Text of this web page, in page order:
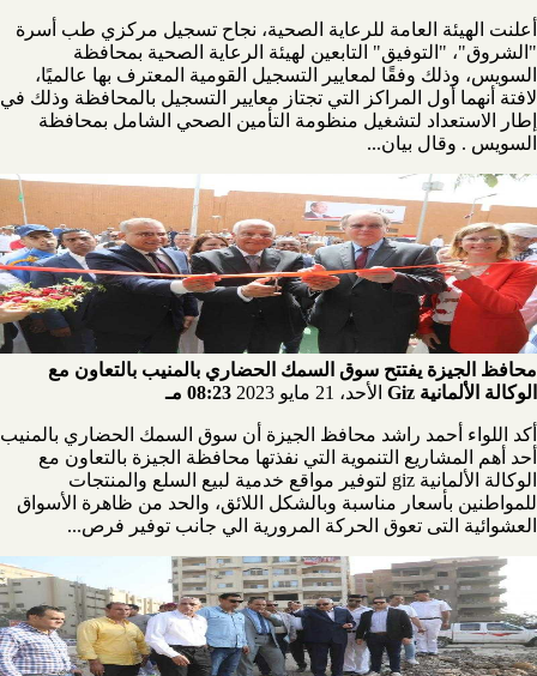
أعلنت الهيئة العامة للرعاية الصحية، نجاح تسجيل مركزي طب أسرة
"الشروق"، "التوفيق" التابعين لهيئة الرعاية الصحية بمحافظة
السويس، وذلك وفقًا لمعايير التسجيل القومية المعترف بها عالميًا،
لافتة أنهما أول المراكز التي تجتاز معايير التسجيل بالمحافظة وذلك في
إطار الاستعداد لتشغيل منظومة التأمين الصحي الشامل بمحافظة
السويس . وقال بيان...
محافظ الجيزة يفتتح سوق السمك الحضاري بالمنيب بالتعاون مع
الوكالة الألمانية Giz
الأحد، 21 مايو 2023 08:23 مـ
أكد اللواء أحمد راشد محافظ الجيزة أن سوق السمك الحضاري بالمنيب
أحد أهم المشاريع التنموية التي نفذتها محافظة الجيزة بالتعاون مع
الوكالة الألمانية giz لتوفير مواقع خدمية لبيع السلع والمنتجات
للمواطنين بأسعار مناسبة وبالشكل اللائق، والحد من ظاهرة الأسواق
العشوائية التى تعوق الحركة المرورية الي جانب توفير فرص...